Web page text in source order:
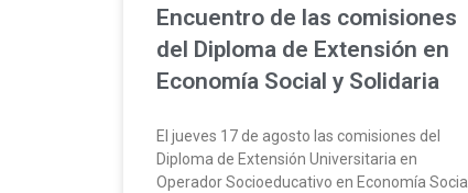
Encuentro de las comisiones
del Diploma de Extensión en
Economía Social y Solidaria
El jueves 17 de agosto las comisiones del
Diploma de Extensión Universitaria en
Operador Socioeducativo en Economía Social